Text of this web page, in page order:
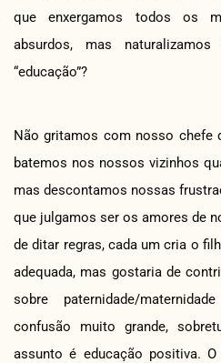
que enxergamos todos os
absurdos, mas
“educação”?
Não gritamos com nosso chefe
batemos nos nossos vizinhos
mas descontamos nossas
que julgamos ser os amores de
de ditar regras, cada um cria o
adequada, mas gostaria de
sobre paternidade/
confusão muito grande,
assunto é educação positiva.